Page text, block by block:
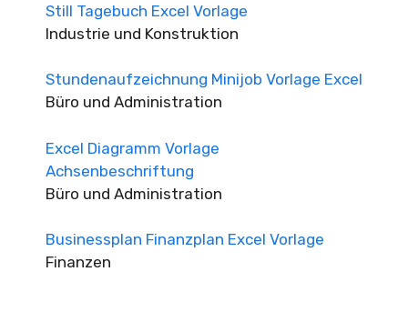
Still Tagebuch Excel Vorlage
Industrie und Konstruktion
Stundenaufzeichnung Minijob Vorlage Excel
Büro und Administration
Excel Diagramm Vorlage
Achsenbeschriftung
Büro und Administration
Businessplan Finanzplan Excel Vorlage
Finanzen